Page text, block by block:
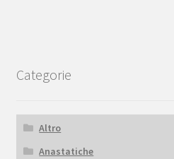
Categorie
Altro
Anastatiche